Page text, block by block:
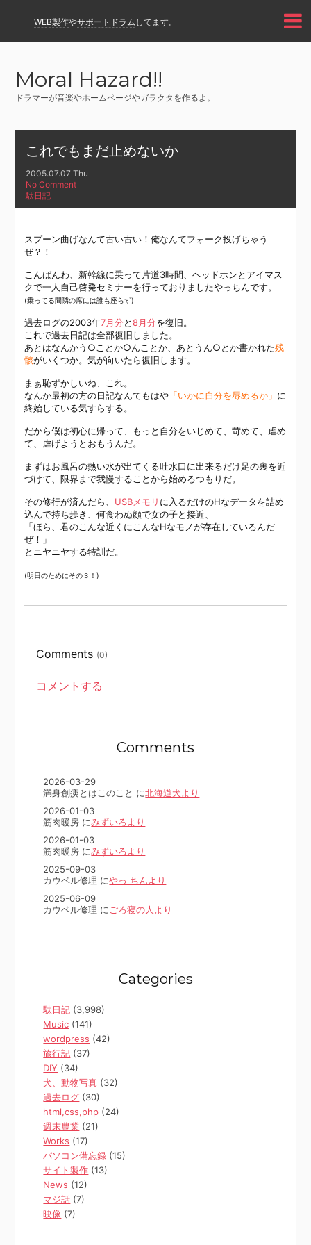
WEB製作やサポートドラム してます。
Moral Hazard!!
ドラマーが音楽やホームページやガラクタを作るよ。
これでもまだ止めないか
2005.07.07 Thu
No Comment
駄日記
スプーン曲げなんて古い古い！俺なんてフォーク投げちゃう
ぜ？！
こんばんわ、新幹線に乗って片道3時間、ヘッドホンとアイマス
クで一人自己啓発セミナーを行っておりましたやっちんです。
(乗ってる間隣の席には誰も座らず)
過去ログの2003年7月分と8月分を復旧。
これで過去日記は全部復旧しました。
あとはなんかう○ことか○んことか、あとうん○とか書かれた残
骸がいくつか。気が向いたら復旧します。
まぁ恥ずかしいね、これ。
なんか最初の方の日記なんてもはや「いかに自分を辱めるか」 に
終始している気すらする。
だから僕は初心に帰って、もっと自分をいじめて、苛めて、虐め
て、虐げようとおもうんだ。
まずはお風呂の熱い水が出てくる吐水口に出来るだけ足の裏を近
づけて、限界まで我慢することから始めるつもりだ。
その修行が済んだら、 USBメモリ に入るだけのHなデータを詰め
込んで持ち歩き、何食わぬ顔で女の子と接近、
「ほら、君のこんな近くにこんなHなモノが存在しているんだ
ぜ！」
とニヤニヤする特訓だ。
(明日のためにその３！)
Comments (0)
コメントする
Comments
2026-03-29
満身創痍とはこのこと に北海道犬より
2026-01-03
筋肉暖房 にみずいろより
2026-01-03
筋肉暖房 にみずいろより
2025-09-03
カウベル修理 にやっ ちんより
2025-06-09
カウベル修理 に ごろ寝の人より
Categories
駄日記 (3,998)
Music (141)
wordpress (42)
旅行記 (37)
DIY (34)
犬、動物写真 (32)
過去ログ (30)
html,css,php (24)
週末農業 (21)
Works (17)
パソコン備忘録 (15)
サイト製作 (13)
News (12)
マジ話 (7)
映像 (7)